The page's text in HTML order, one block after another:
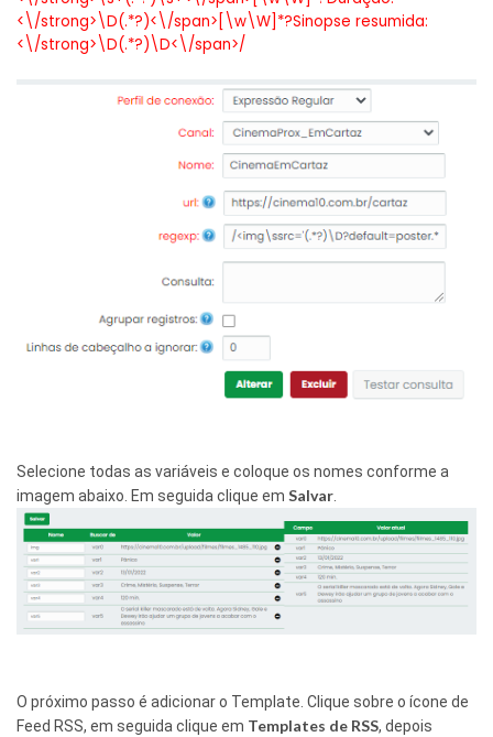
<\/strong>\D(.*?)<\/span>[\w\W]*?Sinopse resumida:
<\/strong>\D(.*?)\D<\/span>/
Selecione todas as variáveis e coloque os nomes conforme a
imagem abaixo. Em seguida clique em Salvar
O próximo passo é adicionar o Template. Clique sobre o ícone de
Feed RSS, em seguida clique em Templates de RSS, depois